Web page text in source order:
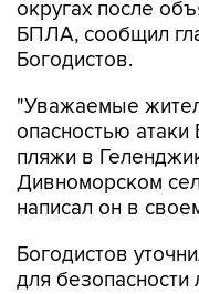
округах после
БПЛА, сообщил
Богодистов.
"Уважаемые
опасностью
пляжи в
Дивноморском
написал он в
Богодистов
для